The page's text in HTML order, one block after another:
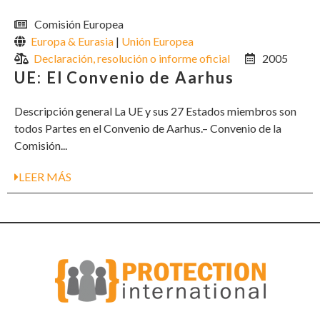
Comisión Europea
Europa & Eurasia | Unión Europea
Declaración, resolución o informe oficial
2005
UE: El Convenio de Aarhus
Descripción general La UE y sus 27 Estados miembros son
todos Partes en el Convenio de Aarhus.– Convenio de la
Comisión...
LEER MÁS